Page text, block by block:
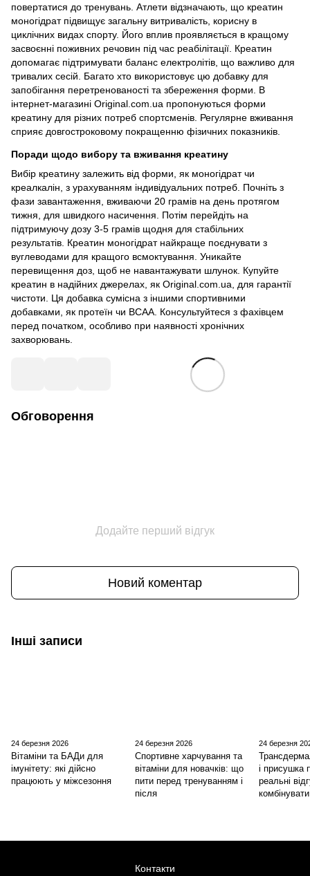
повертатися до тренувань. Атлети відзначають, що креатин
моногідрат підвищує загальну витривалість, корисну в
циклічних видах спорту. Його вплив проявляється в кращому
засвоєнні поживних речовин під час реабілітації. Креатин
допомагає підтримувати баланс електролітів, що важливо для
тривалих сесій. Багато хто використовує цю добавку для
запобігання перетренованості та збереження форми. В
інтернет-магазині Original.com.ua пропонуються форми
креатину для різних потреб спортсменів. Регулярне вживання
сприяє довгостроковому покращенню фізичних показників.
Поради щодо вибору та вживання креатину
Вибір креатину залежить від форми, як моногідрат чи
креалкалін, з урахуванням індивідуальних потреб. Почніть з
фази завантаження, вживаючи 20 грамів на день протягом
тижня, для швидкого насичення. Потім перейдіть на
підтримуючу дозу 3-5 грамів щодня для стабільних
результатів. Креатин моногідрат найкраще поєднувати з
вуглеводами для кращого всмоктування. Уникайте
перевищення доз, щоб не навантажувати шлунок. Купуйте
креатин в надійних джерелах, як Original.com.ua, для гарантії
чистоти. Ця добавка сумісна з іншими спортивними
добавками, як протеїн чи BCAA. Консультуйтеся з фахівцем
перед початком, особливо при наявності хронічних
захворювань.
Обговорення
Додайте перший відгук
Новий коментар
Інші записи
24 березня 2026
Вітаміни та БАДи для
імунітету: які дійсно
працюють у міжсезоння
24 березня 2026
Спортивне харчування та
вітаміни для новачків: що
пити перед тренуванням і
після
24 березня
і присушка
реальні
Контакти